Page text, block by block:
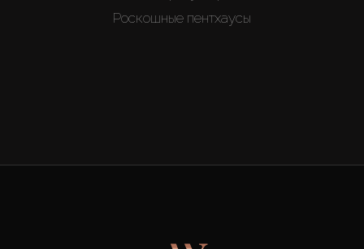
Роскошные пентхаусы